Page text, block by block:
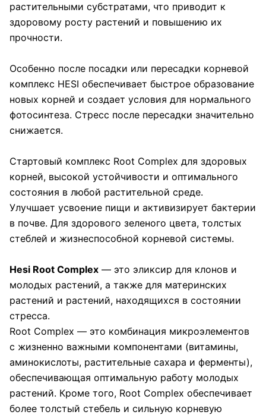
растительными субстратами, что приводит к
здоровому росту растений и повышению их
прочности.
Особенно после посадки или пересадки корневой
комплекс HESI обеспечивает быстрое образование
новых корней и создает условия для нормального
фотосинтеза. Стресс после пересадки значительно
снижается.
Стартовый комплекс Root Complex для здоровых
корней, высокой устойчивости и оптимального
состояния в любой растительной среде.
Улучшает усвоение пищи и активизирует бактерии
в почве. Для здорового зеленого цвета, толстых
стеблей и жизнеспособной корневой системы.
Hesi Root Complex — это эликсир для клонов и
молодых растений, а также для материнских
растений и растений, находящихся в состоянии
стресса.
Root Complex — это комбинация микроэлементов
с жизненно важными компонентами (витамины,
аминокислоты, растительные сахара и ферменты),
обеспечивающая оптимальную работу молодых
растений. Кроме того, Root Complex обеспечивает
более толстый стебель и сильную корневую